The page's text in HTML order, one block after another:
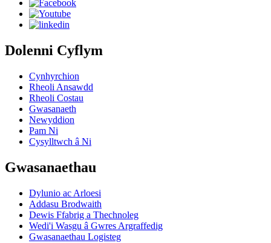
Dolenni Cyflym
Cynhyrchion
Rheoli Ansawdd
Rheoli Costau
Gwasanaeth
Newyddion
Pam Ni
Cysylltwch â Ni
Gwasanaethau
Dylunio ac Arloesi
Addasu Brodwaith
Dewis Ffabrig a Thechnoleg
Wedi'i Wasgu â Gwres Argraffedig
Gwasanaethau Logisteg